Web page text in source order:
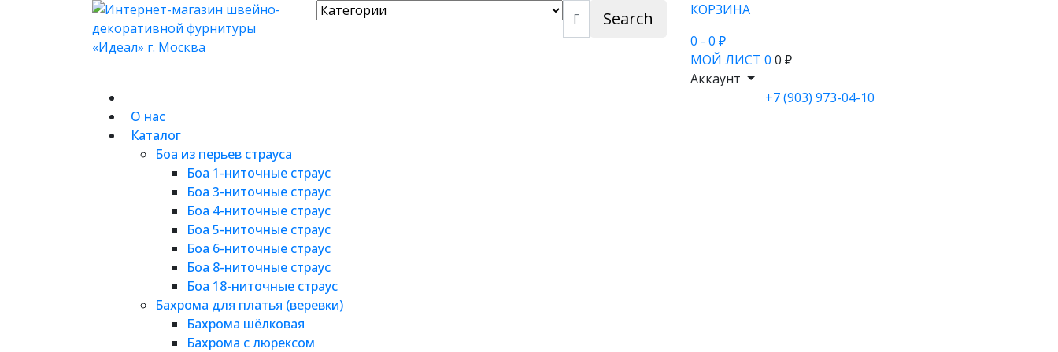
Search
КОРЗИНА
0 - 0 ₽
МОЙ ЛИСТ 0 0 ₽
Аккаунт
О нас
Каталог
Боа из перьев страуса
Боа 1-ниточные страус
Боа 3-ниточные страус
Боа 4-ниточные страус
Боа 5-ниточные страус
Боа 6-ниточные страус
Боа 8-ниточные страус
Боа 18-ниточные страус
Бахрома для платья (веревки)
Бахрома шёлковая
Бахрома с люрексом
+7 (903) 973-04-10